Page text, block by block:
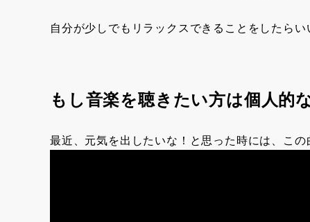
自分が少しでもリラックスできることをしたらい
もし音楽を聴きたい方は個人的
最近、元気を出したいな！と思った時には、この